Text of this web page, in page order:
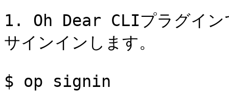
1. Oh Dear CLIプラグイン
サインインします。
$ op signin